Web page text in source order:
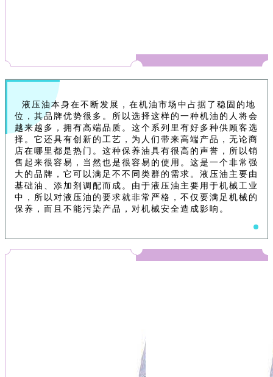
液压油本身在不断发展，在机油市场中占据了稳固的地
位，其品牌优势很多。所以选择这样的一种机油的人将会
越来越多，拥有高端品质。这个系列里有好多种供顾客选
择。它还具有创新的工艺，为人们带来高端产品，无论商
店在哪里都是热门。这种保养油具有很高的声誉，所以销
售起来很容易，当然也是很容易的使用。这是一个非常强
大的品牌，它可以满足不不同类群的需求。液压油主要由
基础油、添加剂调配而成。由于液压油主要用于机械工业
中，所以对液压油的要求就非常严格，不仅要满足机械的
保养，而且不能污染产品，对机械安全造成影响。